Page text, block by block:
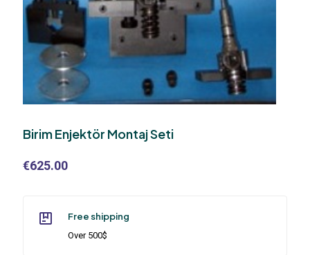
Birim Enjektör Montaj Seti
€625.00
Free shipping
Over 500$